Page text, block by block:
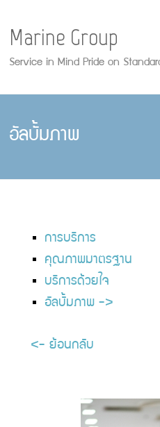
Marine Group
Service in Mind Pride on
อัลบั้มภาพ
การบริการ
คุณภาพมาตรฐาน
บริการด้วยใจ
อัลบั้มภาพ ->
<- ย้อนกลับ